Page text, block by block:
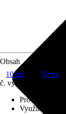
Obsah
10 ml
50 ml
č. výrobku
Provedení
Využití